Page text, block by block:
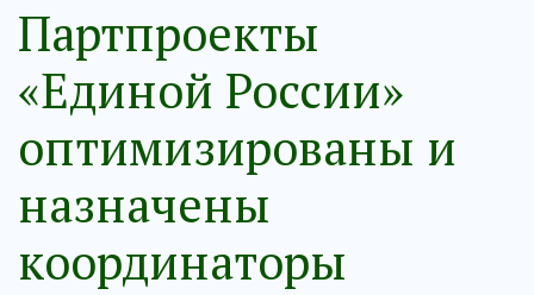
Партпроекты
«Единой России»
оптимизированы и
назначены
координаторы